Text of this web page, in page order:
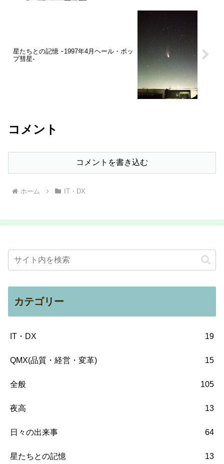
星たちとの記憶 ｰ1997年4月ヘール・ボッ
プ彗星-
コメント
コメントを書き込む
ホーム IT・DX
カテゴリー
IT・DX 19
QMX(品質・経営・変革) 15
全般 105
夜高 13
日々の出来事 64
星たちとの記憶 13